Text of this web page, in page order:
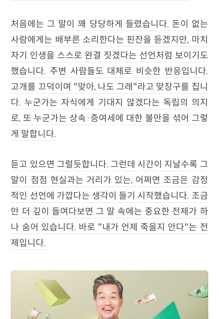
처음에는 그 말이 꽤 당당하게 들렸습니다. 돈이 없는
사람에게는 배부른 소리한다는 핀잔을 듣겠지만, 마치
자기 인생을 스스로 완결 짓겠다는 선언처럼 보이기도
했습니다. 주변 사람들도 대체로 비슷한 반응입니다.
고개를 끄덕이며 "맞아, 나도 그래"라고 맞장구를 칩니
다. 누군가는 자식에게 기대지 않겠다는 독립의 의지
로, 또 누군가는 상속·증여세에 대한 불만을 섞어 그렇
게 말합니다.
듣고 있으면 그럴듯합니다. 그런데 시간이 지날수록 그
말이 점점 현실과는 거리가 있는, 어쩌면 조금은 감정
적인 선언에 가깝다는 생각이 들기 시작했습니다. 조금
만 더 깊이 들여다보면 그 말 속에는 중요한 전제가 하
나 숨어 있습니다. 바로 "내가 언제 죽을지 안다"는 전
제입니다.